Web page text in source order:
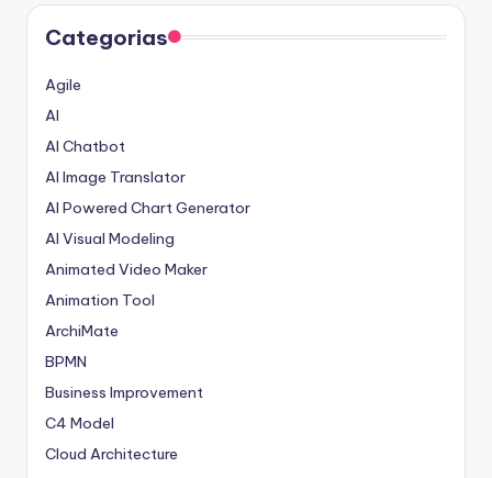
Categorias
Agile
AI
AI Chatbot
AI Image Translator
AI Powered Chart Generator
AI Visual Modeling
Animated Video Maker
Animation Tool
ArchiMate
BPMN
Business Improvement
C4 Model
Cloud Architecture